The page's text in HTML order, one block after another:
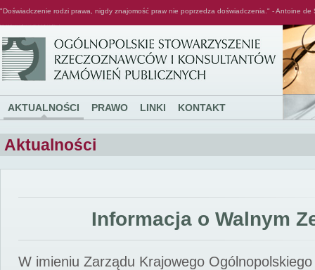
"Doświadczenie rodzi prawa, nigdy znajomość praw nie poprzedza doświadczenia." - Antoine de
AKTUALNOŚCI PRAWO LINKI KONTAKT
Aktualności
Informacja o Walnym
W imieniu Zarządu Krajowego